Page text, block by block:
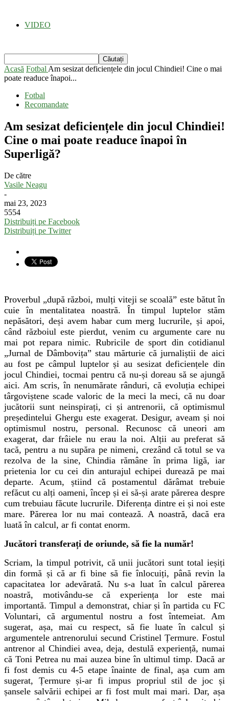
VIDEO
Acasă Fotbal Am sesizat deficiențele din jocul Chindiei! Cine o mai
poate readuce înapoi...
Fotbal
Recomandate
Am sesizat deficiențele din jocul Chindiei!
Cine o mai poate readuce înapoi în
Superligă?
De către
Vasile Neagu
-
mai 23, 2023
5554
Distribuiți pe Facebook
Distribuiți pe Twitter
Proverbul „după război, mulți viteji sescoală” este bătut în
cuie în mentalitatea noastră. În timpul luptelor stăm
nepăsători, deși avem habar cum merg lucrurile, și apoi,
când războiul este pierdut, venim cu argumente care nu
mai pot repara nimic. Rubricile de sport din cotidianul
„Jurnal de Dâmbovița” stau mărturie că jurnaliștii de aici
au fost pe câmpul luptelor și au sesizat deficiențele din
jocul Chindiei, tocmai pentru că nu-și doreau să se ajungă
aici. Am scris, în nenumărate rânduri, că evoluția echipei
târgoviștene scade valoric de la meci la meci, că nu doar
jucătorii sunt neinspirați, ci și antrenorii, că optimismul
președintelui Ghergu este exagerat. Desigur, aveam și noi
optimismul nostru, personal. Recunosc că uneori am
exagerat, dar frâiele nu erau la noi. Alții au preferat să
tacă, pentru a nu supăra pe nimeni, crezând că totul se va
rezolva de la sine, Chindia rămâne în prima ligă, iar
prietenia lor cu cei din anturajul echipei durează pe mai
departe. Acum, știind că postamentul dărâmat trebuie
refăcut cu alți oameni, încep și ei să-și arate părerea despre
cum trebuiau făcute lucrurile. Diferența dintre ei și noi este
mare. Părerea lor nu mai contează. A noastră, dacă era
luată în calcul, ar fi contat enorm.
Jucători transferați de oriunde, să fie la număr!
Scriam, la timpul potrivit, că unii jucători sunt total ieșiți
din formă și că ar fi bine să fie înlocuiți, până revin la
capacitatea lor adevărată. Nu s-a luat în calcul părerea
noastră, motivându-se că experiența lor este mai
importantă. Timpul a demonstrat, chiar și în partida cu FC
Voluntari, că argumentul nostru a fost întemeiat. Am
sugerat, așa, mai cu respect, să fie luate în calcul și
argumentele antrenorului secund Cristinel Țermure. Fostul
antrenor al Chindiei avea, deja, destulă experiență, numai
că Toni Petrea nu mai auzea bine în ultimul timp. Dacă ar
fi fost demis cu 4-5 etape înainte de final, așa cum am
sugerat, Țermure și-ar fi impus propriul stil de joc și
șansele salvării echipei ar fi fost mult mai mari. Dar, așa